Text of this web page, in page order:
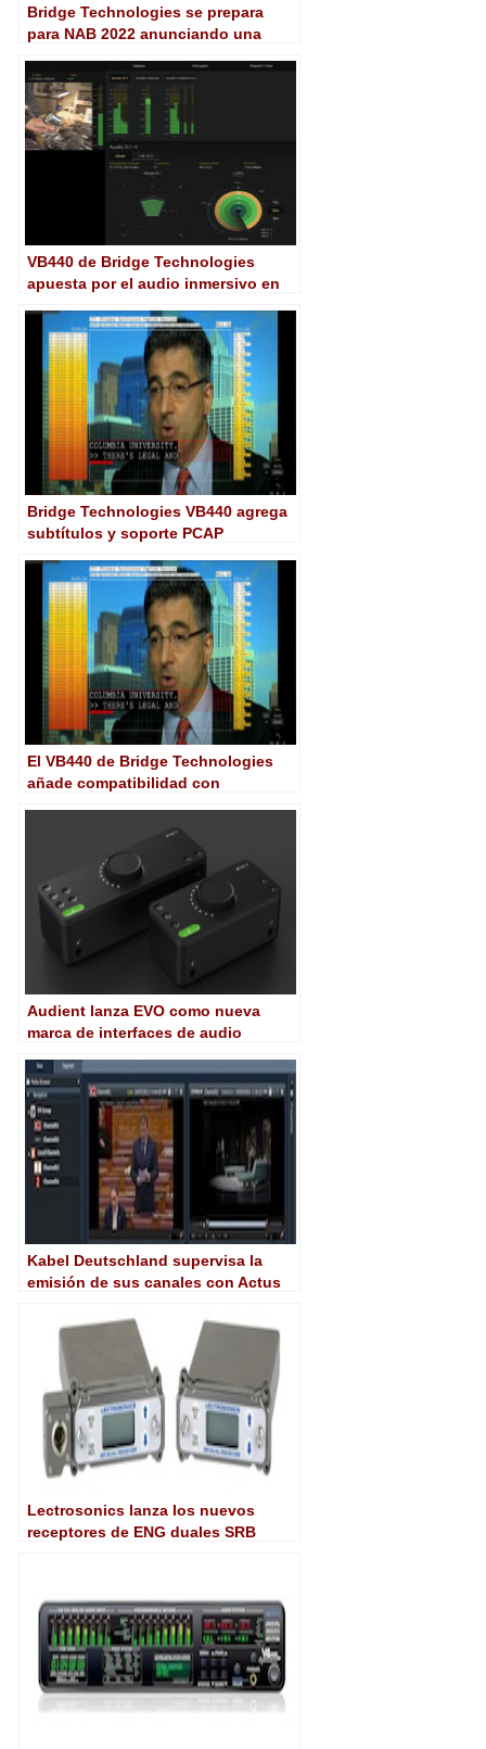
Bridge Technologies se prepara
para NAB 2022 anunciando una
VB440 de Bridge Technologies
apuesta por el audio inmersivo en
Bridge Technologies VB440 agrega
subtítulos y soporte PCAP
El VB440 de Bridge Technologies
añade compatibilidad con
Audient lanza EVO como nueva
marca de interfaces de audio
Kabel Deutschland supervisa la
emisión de sus canales con Actus
Lectrosonics lanza los nuevos
receptores de ENG duales SRB